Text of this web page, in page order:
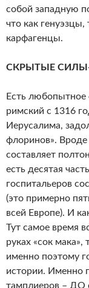
собой западную
что как
карфагенцы.
СКРЫТЫЕ
Есть любопытное
римский с 1316
Иерусалима,
флоринов».
составляет
есть десятая
госпитальеров
(это примерно
всей Европе). И
Тут самое время
руках «сок
именно поэтому
истории. Именно
тамплиеров – ДО